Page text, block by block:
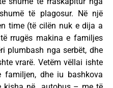
të plagosur. Në një
time (të cilën nuk e dija a
rrugës makina e familjes
plumbash nga serbët, dhe
vrarë. Vetëm vëllai ishte
familjen, dhe iu bashkova